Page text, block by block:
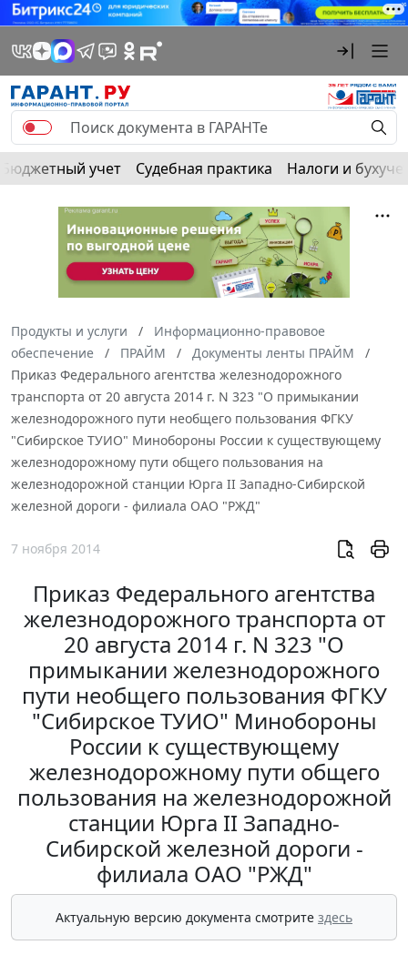
Бюджетный учет Судебная практика Налоги и
Продукты и услуги
Информационно-правовое
обеспечение
ПРАЙМ
Документы ленты ПРАЙМ
Приказ Федерального агентства железнодорожного
транспорта от 20 августа 2014 г. N 323 "О примыкании
железнодорожного пути необщего пользования ФГКУ
"Сибирское ТУИО" Минобороны России к существующему
железнодорожному пути общего пользования на
железнодорожной станции Юрга II Западно-Сибирской
железной дороги - филиала ОАО "РЖД"
7 ноября 2014
Приказ Федерального агентства
железнодорожного транспорта от
20 августа 2014 г. N 323 "О
примыкании железнодорожного
пути необщего пользования ФГКУ
"Сибирское ТУИО" Минобороны
России к существующему
железнодорожному пути общего
пользования на железнодорожной
станции Юрга II Западно-
Сибирской железной дороги -
филиала ОАО "РЖД"
Актуальную версию документа смотрите здесь